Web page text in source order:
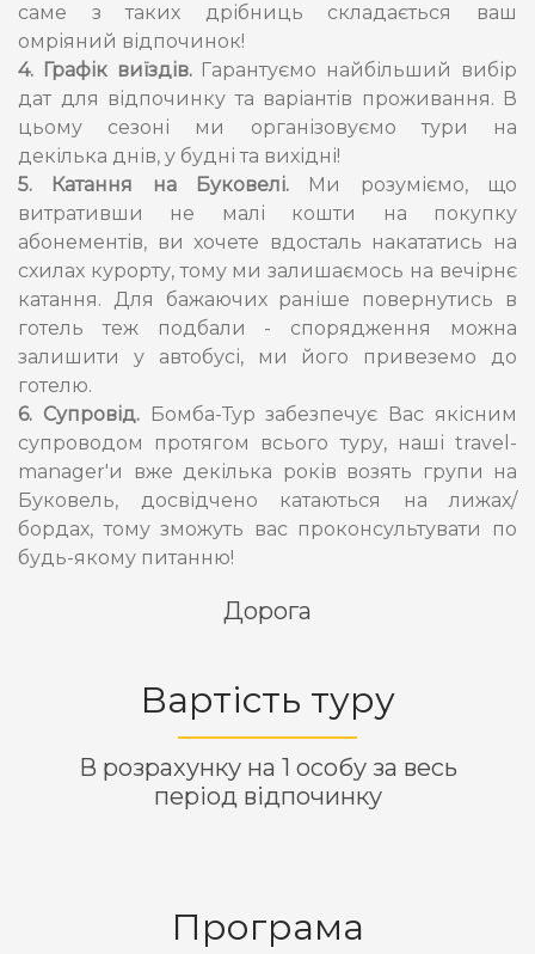
саме з таких дрібниць складається ваш
омріяний відпочинок!
4. Графік виїздів.Гарантуємо найбільший вибір
дат для відпочинку та варіантів проживання. В
цьому сезоні ми організовуємо тури на
декілька днів, у будні та вихідні!
5. Катання на Буковелі. Ми розуміємо, що
витративши не малі кошти на покупку
абонементів, ви хочете вдосталь накататись на
схилах курорту, тому ми залишаємось на вечірнє
катання. Для бажаючих раніше повернутись в
готель теж подбали - спорядження можна
залишити у автобусі, ми його привеземо до
готелю.
6. Супровід.Бомба-Тур забезпечує Вас якісним
супроводом протягом всього туру, наші travel-
manager'и вже декілька років возять групи на
Буковель, досвідчено катаються на лижах/
бордах, тому зможуть вас проконсультувати по
будь-якому питанню!
Дорога
Вартість туру
В розрахунку на 1 особу за весь
період відпочинку
Програма